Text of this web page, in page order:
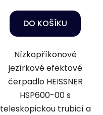
DO KOŠÍKU
Nízkopříkonové
jezírkové efektové
čerpadlo HEISSNER
HSP600-00 s
teleskopickou trubicí a